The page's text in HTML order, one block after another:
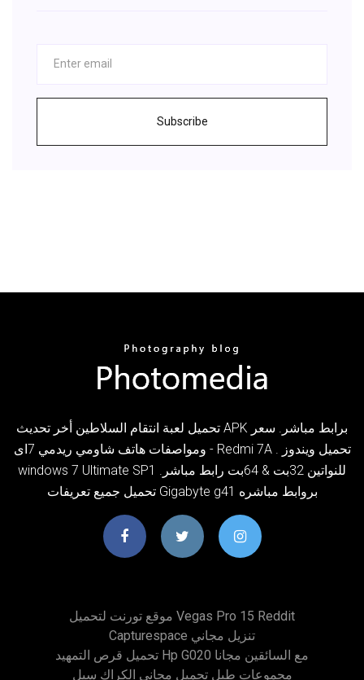
Subscribe
تحميل لعبة انتقام السلاطين أخر تحديث APK برابط مباشر. سعر
ومواصفات هاتف شاومي ريدمي 7اى - Redmi 7A . تحميل ويندوز
windows 7 Ultimate SP1 للنواتين 32بت & 64بت رابط مباشر.
تحميل جميع تعريفات Gigabyte g41 بروابط مباشره
موقع تورنت لتحميل Vegas Pro 15 Reddit
Capturespace تنزيل مجاني
تحميل قرص التمهيد Hp G020 مع السائقين مجانا
مجموعات طبل تحميل مجاني الكراك سيل